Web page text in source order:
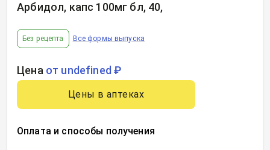
Арбидол, капс 100мг бл, 40,
Без рецепта Все формы выпуска
Цена от undefined ₽
Цены в аптеках
Оплата и способы получения